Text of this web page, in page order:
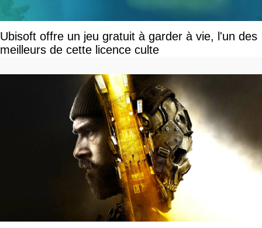
Ubisoft offre un jeu gratuit à garder à vie, l'un des
meilleurs de cette licence culte